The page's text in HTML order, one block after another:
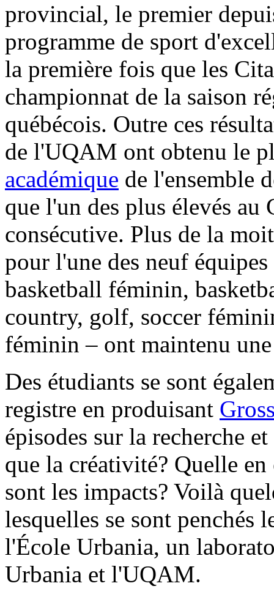
provincial, le premier
programme de sport
la première fois que les
championnat de la saison
québécois. Outre ces
de l'UQAM ont obtenu le
académique de l'ensemble
que l'un des plus élevés au
consécutive. Plus de la
pour l'une des neuf
basketball féminin,
country, golf, soccer
féminin – ont maintenu
Des étudiants se sont
registre en produisant
épisodes sur la recherche
que la créativité? Quelle
sont les impacts? Voilà
lesquelles se sont penchés
l'École Urbania, un
Urbania et l'UQAM.